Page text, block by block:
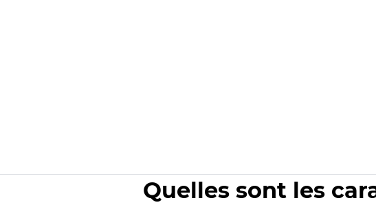
Quelles sont les